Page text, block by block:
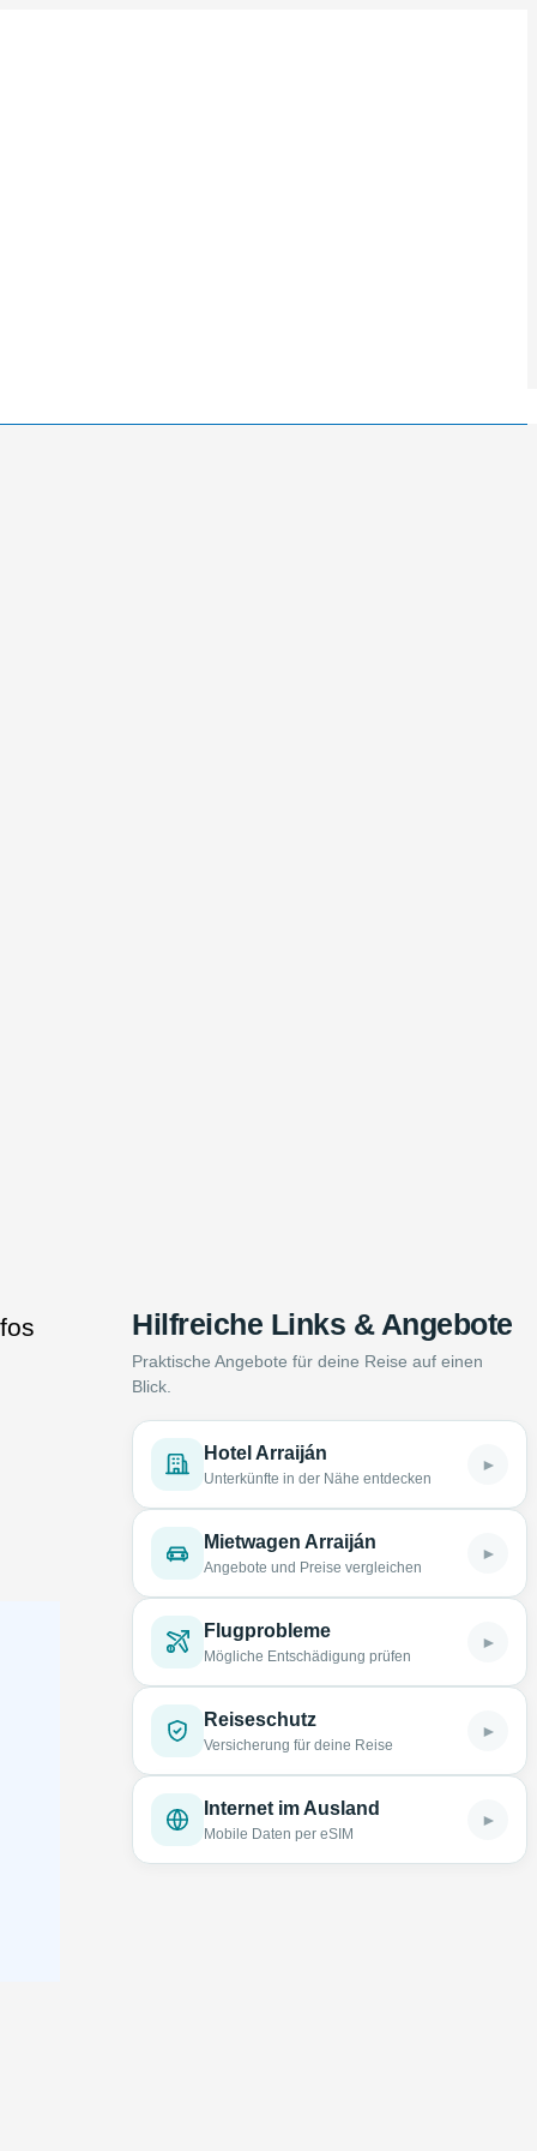
Hilfreiche Links & Angebote
Praktische Angebote für deine Reise auf einen
Blick.
Hotel Arraiján
Unterkünfte in der Nähe entdecken
►
Mietwagen Arraiján
Angebote und Preise vergleichen
►
Flugprobleme
Mögliche Entschädigung prüfen
►
Reiseschutz
Versicherung für deine Reise
►
Internet im Ausland
Mobile Daten per eSIM
►